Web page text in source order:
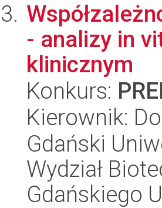
- analizy in
klinicznym
Konkurs:
Kierownik:
Gdański
Wydział
Gdańskiego